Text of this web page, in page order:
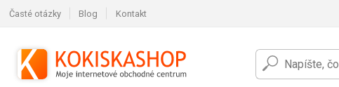
Časté otázky Blog Kontakt